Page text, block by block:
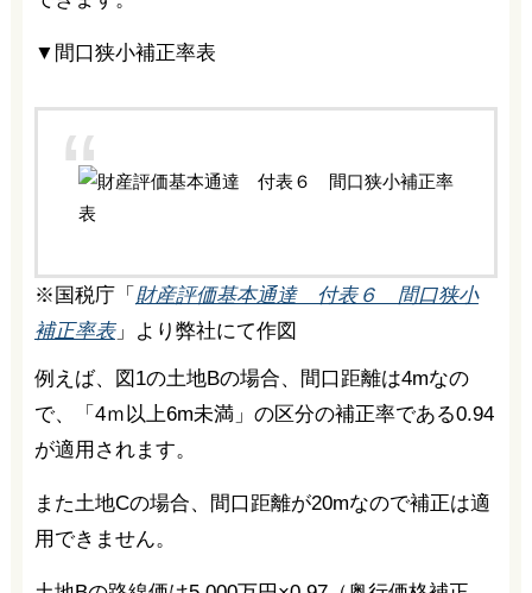
▼間口狭小補正率表
※国税庁「 財産評価基本通達 付表６ 間口狭小
補正率表」より弊社にて作図
例えば、図1の土地Bの場合、間口距離は4mなの
で、「4ｍ以上6m未満」の区分の補正率である0.94
が適用されます。
また土地Cの場合、間口距離が20mなので補正は適
用できません。